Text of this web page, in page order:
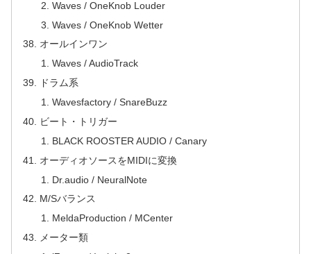
Waves / OneKnob Louder
Waves / OneKnob Wetter
オールインワン
Waves / AudioTrack
ドラム系
Wavesfactory / SnareBuzz
ビート・トリガー
BLACK ROOSTER AUDIO / Canary
オーディオソースをMIDIに変換
Dr.audio / NeuralNote
M/Sバランス
MeldaProduction / MCenter
メーター類